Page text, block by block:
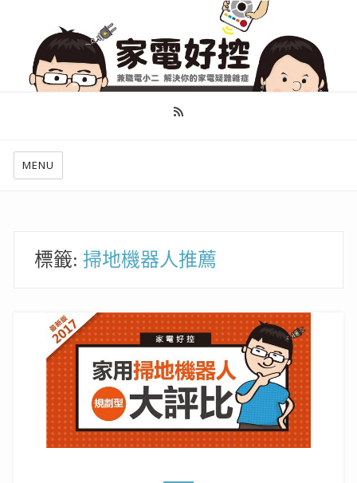
幫你做好功課，看了就知怎麼找出適合自己的家電
MENU
標籤: 掃地機器人推薦